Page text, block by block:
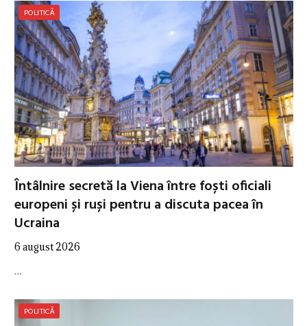
POLITICĂ
Întâlnire secretă la Viena între foști oficiali
europeni și ruși pentru a discuta pacea în
Ucraina
6 august 2026
…
POLITICĂ